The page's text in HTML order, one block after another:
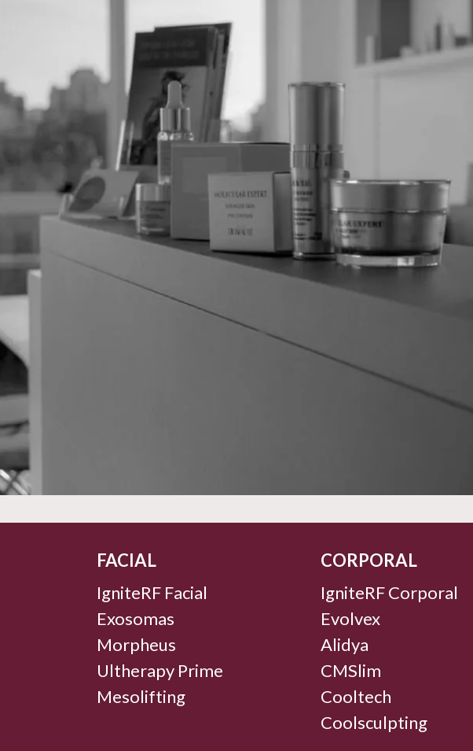
FACIAL
IgniteRF Facial
Exosomas
Morpheus
Ultherapy Prime
Mesolifting
CORPORAL
IgniteRF Corporal
Evolvex
Alidya
CMSlim
Cooltech
Coolsculpting